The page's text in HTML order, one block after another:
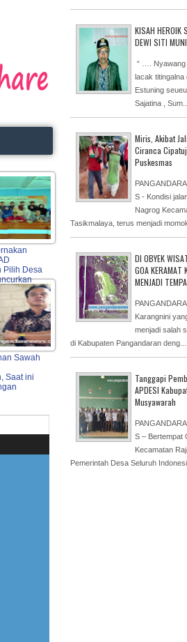
Pilih Desa
Sawah
Saat ini
KISAH HEROIK
DEWI SITI
“ …. Nyawang
lacak titingalna
Estuning
Sajatina , Sum...
Miris, Akibat
Ciranca
Puskesmas
S - Kondisi
Nagrog
Tasikmalaya, terus menjadi momok
DI OBYEK
GOA KERAMAT
MENJADI
Karangnini
menjadi salah
di Kabupaten Pangandaran deng...
Tanggapi
APDESI
Musyawarah
S – Bertempat
Kecamatan
Pemerintah Desa Seluruh